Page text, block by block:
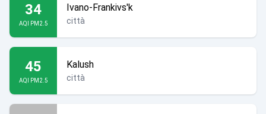
34
AQI PM2.5
Ivano-Frankivs'k
città
45
AQI PM2.5
Kalush
città